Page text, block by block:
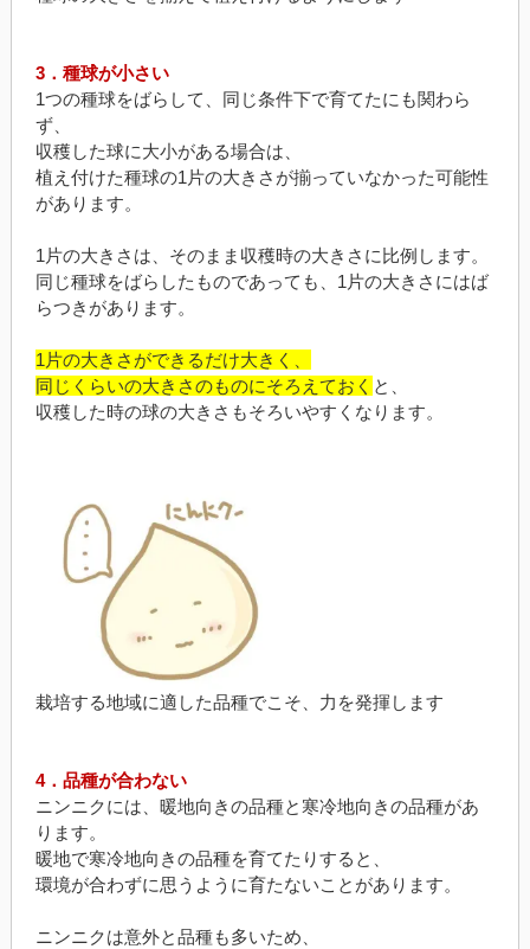
3．種球が小さい
1つの種球をばらして、同じ条件下で育てたにも関わら
ず、
収穫した球に大小がある場合は、
植え付けた種球の1片の大きさが揃っていなかった可能性
があります。
1片の大きさは、そのまま収穫時の大きさに比例します。
同じ種球をばらしたものであっても、1片の大きさにはば
らつきがあります。
1片の大きさができるだけ大きく、
同じくらいの大きさのものにそろえておく と、
収穫した時の球の大きさもそろいやすくなります。
栽培する地域に適した品種でこそ、力を発揮します
4．品種が合わない
ニンニクには、暖地向きの品種と寒冷地向きの品種があ
ります。
暖地で寒冷地向きの品種を育てたりすると、
環境が合わずに思うように育たないことがあります。
ニンニクは意外と品種も多いため、